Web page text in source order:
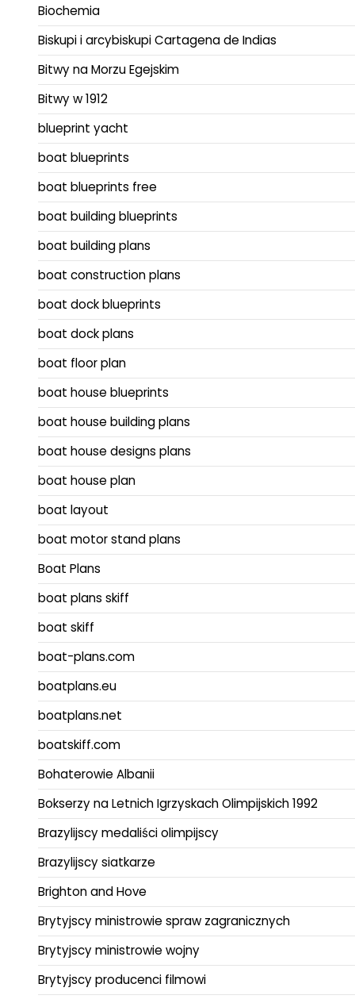
Biochemia
Biskupi i arcybiskupi Cartagena de Indias
Bitwy na Morzu Egejskim
Bitwy w 1912
blueprint yacht
boat blueprints
boat blueprints free
boat building blueprints
boat building plans
boat construction plans
boat dock blueprints
boat dock plans
boat floor plan
boat house blueprints
boat house building plans
boat house designs plans
boat house plan
boat layout
boat motor stand plans
Boat Plans
boat plans skiff
boat skiff
boat-plans.com
boatplans.eu
boatplans.net
boatskiff.com
Bohaterowie Albanii
Bokserzy na Letnich Igrzyskach Olimpijskich 1992
Brazylijscy medaliści olimpijscy
Brazylijscy siatkarze
Brighton and Hove
Brytyjscy ministrowie spraw zagranicznych
Brytyjscy ministrowie wojny
Brytyjscy producenci filmowi